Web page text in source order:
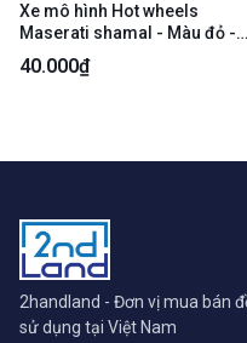
Xe mô hình Hot wheels
Maserati shamal - Màu đỏ -
Ngoại hình 98% - kèm box
40.000₫
2handland - Đơn vị mua bán
sử dụng tại Việt Nam